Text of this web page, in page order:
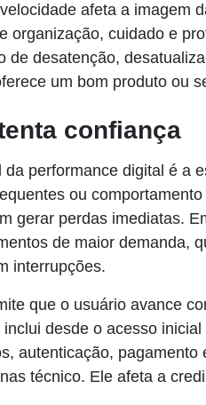
afeta a imagem
organização, cuidado e
de desatenção,
um bom produto ou
confiança
performance digital é a
ou
gerar perdas imediatas.
de maior demanda,
interrupções.
que o usuário avance
desde o acesso
autenticação,
técnico. Ele afeta a